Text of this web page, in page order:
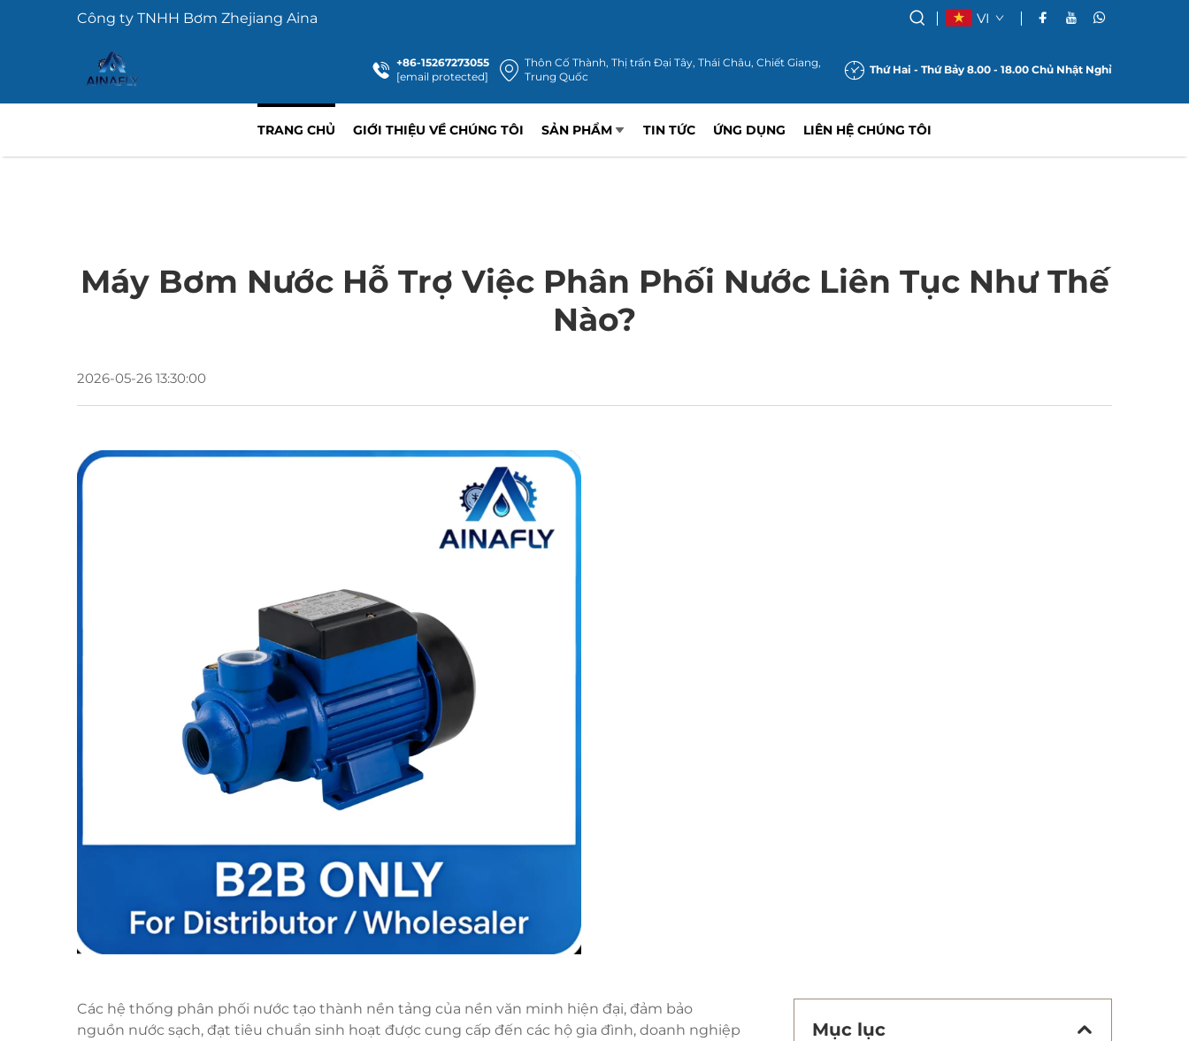
Công ty TNHH Bơm Zhejiang Aina VI
+86-15267273055
[email protected]
Thôn Cố Thành, Thị trấn Đại Tây, Thái Châu, Chiết Giang,
Trung Quốc
Thứ Hai - Thứ Bảy 8.00 - 18.00 Chủ Nhật Nghỉ
TRANG CHỦ GIỚI THIỆU VỀ CHÚNG TÔI SẢN PHẨM TIN TỨC ỨNG DỤNG LIÊN HỆ CHÚNG TÔI
Máy Bơm Nước Hỗ Trợ Việc Phân Phối Nước Liên Tục Như Thế
Nào?
2026-05-26 13:30:00
Các hệ thống phân phối nước tạo thành nền tảng của nền văn minh hiện đại, đảm bảo
nguồn nước sạch, đạt tiêu chuẩn sinh hoạt được cung cấp đến các hộ gia đình, doanh nghiệp
Mục lục